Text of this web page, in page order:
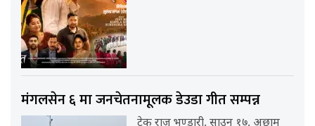
मंगलसेन ६ मा जनचेतनामूलक डेउडा गीत सम्पन्न